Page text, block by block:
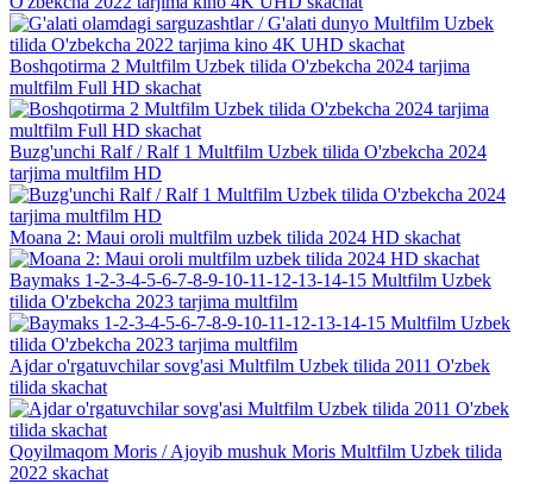
Boshqotirma 2 Multfilm Uzbek tilida O'zbekcha 2024 tarjima
multfilm Full HD skachat
Buzg'unchi Ralf / Ralf 1 Multfilm Uzbek tilida O'zbekcha 2024
tarjima multfilm HD
Moana 2: Maui oroli multfilm uzbek tilida 2024 HD skachat
Baymaks 1-2-3-4-5-6-7-8-9-10-11-12-13-14-15 Multfilm Uzbek
tilida O'zbekcha 2023 tarjima multfilm
Ajdar o'rgatuvchilar sovg'asi Multfilm Uzbek tilida 2011 O'zbek
tilida skachat
Qoyilmaqom Moris / Ajoyib mushuk Moris Multfilm Uzbek tilida
2022 skachat